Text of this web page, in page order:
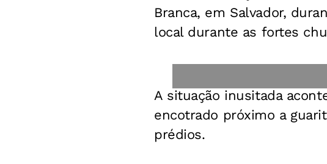
Branca, em Salvador,
local durante as fortes
A situação inusitada
encotrado próximo a
prédios.